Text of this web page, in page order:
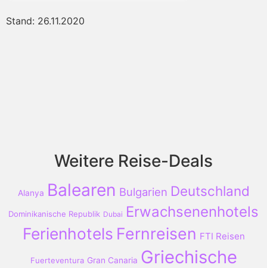
Stand: 26.11.2020
Weitere Reise-Deals
Alanya Balearen Bulgarien Deutschland
Dominikanische Republik Dubai Erwachsenenhotels
Ferienhotels Fernreisen FTI Reisen
Fuerteventura Gran Canaria Griechische